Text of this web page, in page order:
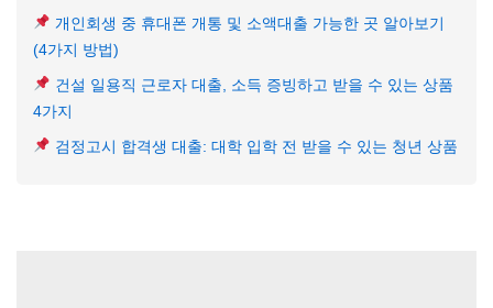
개인회생 중 휴대폰 개통 및 소액대출 가능한 곳 알아보기
(4가지 방법)
건설 일용직 근로자 대출, 소득 증빙하고 받을 수 있는 상품
4가지
검정고시 합격생 대출: 대학 입학 전 받을 수 있는 청년 상품